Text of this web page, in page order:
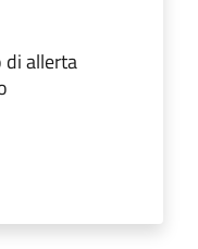
di allerta